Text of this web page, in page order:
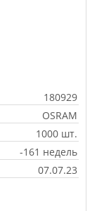
180929
OSRAM
1000 шт.
-161 недель
07.07.23